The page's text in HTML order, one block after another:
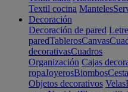
Textil cocina Manteles
Decoración
Decoración de pared
paredTablerosCanvas
decorativasCuadros
Organización Cajas
ropaJoyerosBiombos
Objetos decorativos Velas